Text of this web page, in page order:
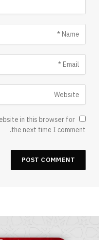
in this browser for
the next time I comment.